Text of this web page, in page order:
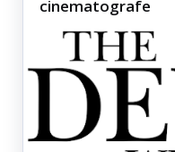
cinematografe